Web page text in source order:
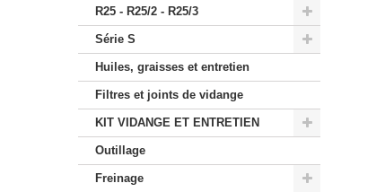
R25 - R25/2 - R25/3
Série S
Huiles, graisses et entretien
Filtres et joints de vidange
KIT VIDANGE ET ENTRETIEN
Outillage
Freinage